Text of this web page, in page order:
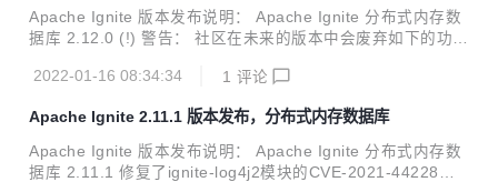
维护任务； 新增SNAPSHOT系统视图来显示本地的快照； 新
增ServiceCallContext，在服务调用时可以隐式传递额外的参
数； 新增一个选项，使用control.sh...
Apache Ignite 版本发布说明： Apache Ignite 分布式内存数
据库 2.12.0 (!) 警告： 社区在未来的版本中会废弃如下的功
CTIONAL_SNAPSHOT、CacheConfiguration#rebalanceD
nListener和TcpDiscoveryZookeeperIpFinder移植到了Ignite
扩展库； 现有的服务网格实现在下一版本中会被删除。 Ignit
e： 新增分布式环境测...
2022-01-16 08:34:34 1 评论
Apache Ignite 2.11.1 版本发布，分布式内存数据库
Apache Ignite 版本发布说明： Apache Ignite 分布式内存数
据库 2.11.1 修复了ignite-log4j2模块的CVE-2021-44228、C